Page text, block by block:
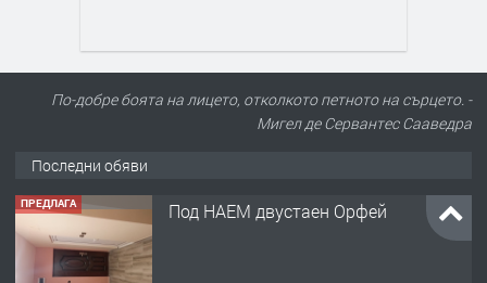
По-добре боята на лицето, отколкото петното на сърцето. -
Мигел де Сервантес Сааведра
Последни обяви
ПРЕДЛАГА Под НАЕМ двустаен Орфей